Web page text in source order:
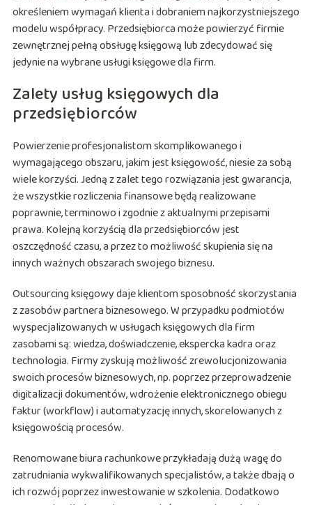
określeniem wymagań klienta i dobraniem najkorzystniejszego
modelu współpracy. Przedsiębiorca może powierzyć firmie
zewnętrznej pełną obsługę księgową lub zdecydować się
jedynie na wybrane usługi księgowe dla firm.
Zalety usług księgowych dla
przedsiębiorców
Powierzenie profesjonalistom skomplikowanego i
wymagającego obszaru, jakim jest księgowość, niesie za sobą
wiele korzyści. Jedną z zalet tego rozwiązania jest gwarancja,
że wszystkie rozliczenia finansowe będą realizowane
poprawnie, terminowo i zgodnie z aktualnymi przepisami
prawa. Kolejną korzyścią dla przedsiębiorców jest
oszczędność czasu, a przez to możliwość skupienia się na
innych ważnych obszarach swojego biznesu.
Outsourcing księgowy daje klientom sposobność skorzystania
z zasobów partnera biznesowego. W przypadku podmiotów
wyspecjalizowanych w usługach księgowych dla firm
zasobami są: wiedza, doświadczenie, ekspercka kadra oraz
technologia. Firmy zyskują możliwość zrewolucjonizowania
swoich procesów biznesowych, np. poprzez przeprowadzenie
digitalizacji dokumentów, wdrożenie elektronicznego obiegu
faktur (workflow) i automatyzację innych, skorelowanych z
księgowością procesów.
Renomowane biura rachunkowe przykładają dużą wagę do
zatrudniania wykwalifikowanych specjalistów, a także dbają o
ich rozwój poprzez inwestowanie w szkolenia. Dodatkowo